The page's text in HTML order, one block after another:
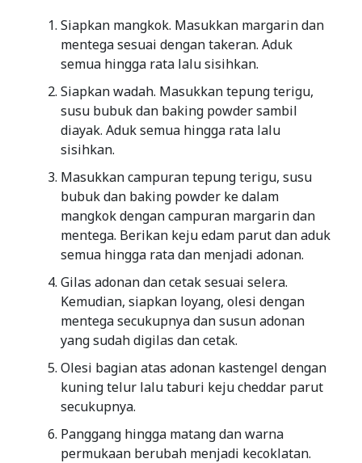
Siapkan mangkok. Masukkan margarin dan
mentega sesuai dengan takeran. Aduk
semua hingga rata lalu sisihkan.
Siapkan wadah. Masukkan tepung terigu,
susu bubuk dan baking powder sambil
diayak. Aduk semua hingga rata lalu
sisihkan.
Masukkan campuran tepung terigu, susu
bubuk dan baking powder ke dalam
mangkok dengan campuran margarin dan
mentega. Berikan keju edam parut dan aduk
semua hingga rata dan menjadi adonan.
Gilas adonan dan cetak sesuai selera.
Kemudian, siapkan loyang, olesi dengan
mentega secukupnya dan susun adonan
yang sudah digilas dan cetak.
Olesi bagian atas adonan kastengel dengan
kuning telur lalu taburi keju cheddar parut
secukupnya.
Panggang hingga matang dan warna
permukaan berubah menjadi kecoklatan.